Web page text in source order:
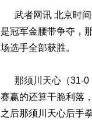
武者网讯 北京时间
是冠军金腰带争夺，
场选手全部获胜。
那须川天心（31-0
赛赢的还算干脆利落
之后那须川天心后手